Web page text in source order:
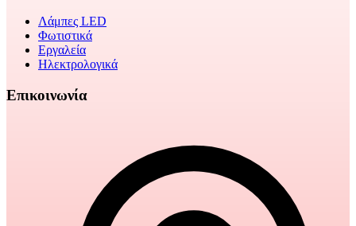
Λάμπες LED
Φωτιστικά
Εργαλεία
Ηλεκτρολογικά
Επικοινωνία